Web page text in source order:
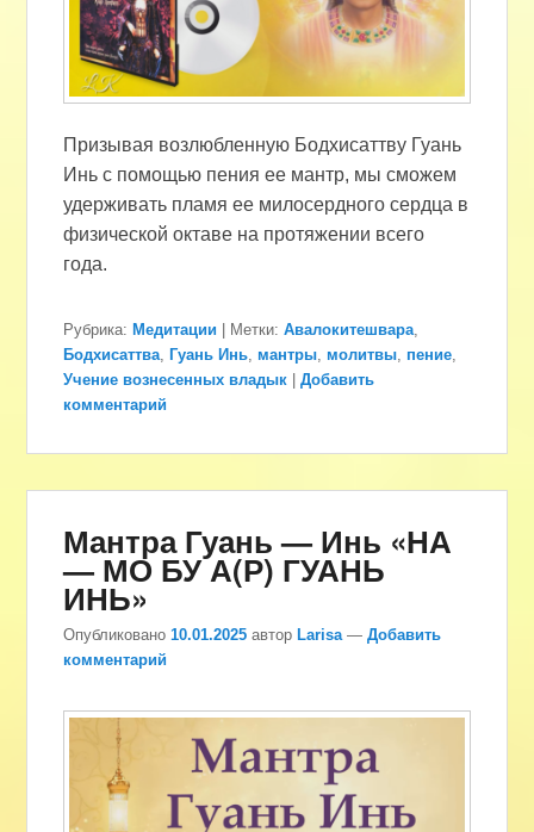
Призывая возлюбленную Бодхисаттву Гуань
Инь с помощью пения ее мантр, мы сможем
удерживать пламя ее милосердного сердца в
физической октаве на протяжении всего
года.
Рубрика: Медитации Метки: Авалокитешвара,
Бодхисаттва, Гуань Инь, мантры, молитвы, пение,
Учение вознесенных владык
|Добавить
комментарий
Мантра Гуань — Инь «НА
— МО БУ А(Р) ГУАНЬ
ИНЬ»
Опубликовано10.01.2025 автор Larisa —Добавить
комментарий